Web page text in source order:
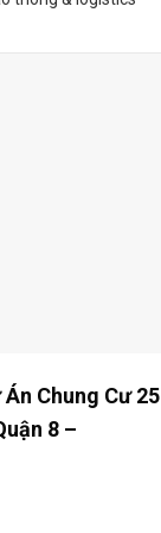
Chung Cư 25
8 –